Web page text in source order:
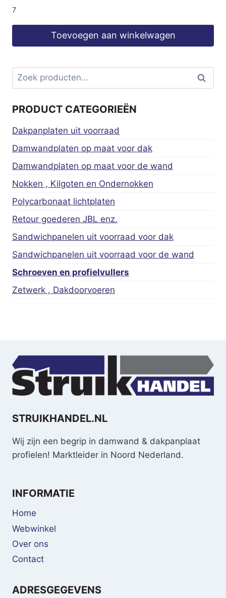
7
Toevoegen aan winkelwagen
Zoeken
naar:
Zoeken
PRODUCT CATEGORIEËN
Dakpanplaten uit voorraad
Damwandplaten op maat voor dak
Damwandplaten op maat voor de wand
Nokken , Kilgoten en Ondernokken
Polycarbonaat lichtplaten
Retour goederen JBL enz.
Sandwichpanelen uit voorraad voor dak
Sandwichpanelen uit voorraad voor de wand
Schroeven en profielvullers
Zetwerk , Dakdoorvoeren
STRUIKHANDEL.NL
Wij zijn een begrip in damwand & dakpanplaat
profielen! Marktleider in Noord Nederland.
INFORMATIE
Home
Webwinkel
Over ons
Contact
ADRESGEGEVENS